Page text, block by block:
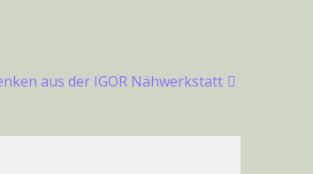
aus der IGOR Nähwerkstatt